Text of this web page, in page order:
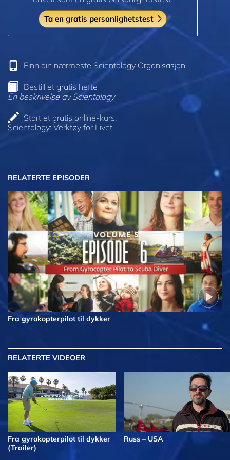
Ta en gratis personlighetstest
Finn din nærmeste Scientology Organisasjon
Bestill et gratis hefte
En beskrivelse av Scientology
Start et gratis online-kurs:
Scientology: Verktøy for Livet
RELATERTE EPISODER
Fra gyrokopterpilot til dykker
RELATERTE VIDEOER
Fra gyrokopterpilot til dykker
(Trailer)
Russ – USA